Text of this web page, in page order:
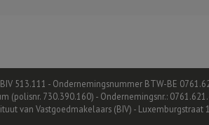
513.111 - Ondernemingsnummer BTW-BE
(polisnr. 730.390.160) - Ondernemingsnr.:
van Vastgoedmakelaars (BIV) - Luxemburgstraat